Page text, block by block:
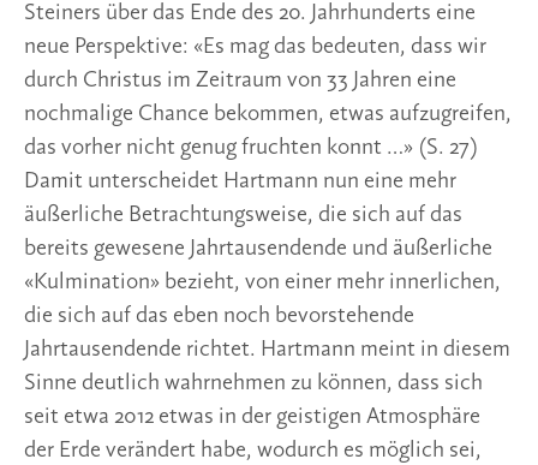
Steiners über das Ende des 20. Jahrhunderts eine
neue Perspektive: «Es mag das bedeuten, dass wir
durch Christus im Zeitraum von 33 Jahren eine
nochmalige Chance bekommen, etwas aufzugreifen,
das vorher nicht genug fruchten konnt …» (S. 27)
Damit unterscheidet Hartmann nun eine mehr
äußerliche Betrachtungsweise, die sich auf das
bereits gewesene Jahrtausendende und äußerliche
«Kulmination» bezieht, von einer mehr innerlichen,
die sich auf das eben noch bevorstehende
Jahrtausendende richtet. Hartmann meint in diesem
Sinne deutlich wahrnehmen zu können, dass sich
seit etwa 2012 etwas in der geistigen Atmosphäre
der Erde verändert habe, wodurch es möglich sei,